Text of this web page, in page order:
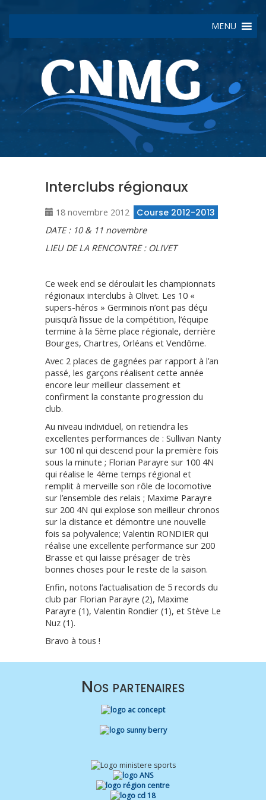
MENU
Interclubs régionaux
18 novembre 2012 Course 2012-2013
DATE : 10 & 11 novembre
LIEU DE LA RENCONTRE : OLIVET
Ce week end se déroulait les championnats
régionaux interclubs à Olivet. Les 10 «
supers-héros » Germinois n’ont pas déçu
puisqu’à l’issue de la compétition, l’équipe
termine à la 5ème place régionale, derrière
Bourges, Chartres, Orléans et Vendôme.
Avec 2 places de gagnées par rapport à l’an
passé, les garçons réalisent cette année
encore leur meilleur classement et
confirment la constante progression du
club.
Au niveau individuel, on retiendra les
excellentes performances de : Sullivan Nanty
sur 100 nl qui descend pour la première fois
sous la minute ; Florian Parayre sur 100 4N
qui réalise le 4ème temps régional et
remplit à merveille son rôle de locomotive
sur l’ensemble des relais ; Maxime Parayre
sur 200 4N qui explose son meilleur chronos
sur la distance et démontre une nouvelle
fois sa polyvalence; Valentin RONDIER qui
réalise une excellente performance sur 200
Brasse et qui laisse présager de très
bonnes choses pour le reste de la saison.
Enfin, notons l’actualisation de 5 records du
club par Florian Parayre (2), Maxime
Parayre (1), Valentin Rondier (1), et Stève Le
Nuz (1).
Bravo à tous !
Nos partenaires